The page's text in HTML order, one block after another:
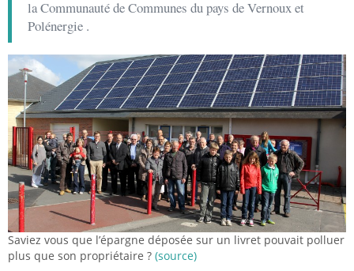
la Communauté de Communes du pays de Vernoux et
Polénergie .
Saviez vous que l’épargne déposée sur un livret pouvait polluer
plus que son propriétaire ? (source)